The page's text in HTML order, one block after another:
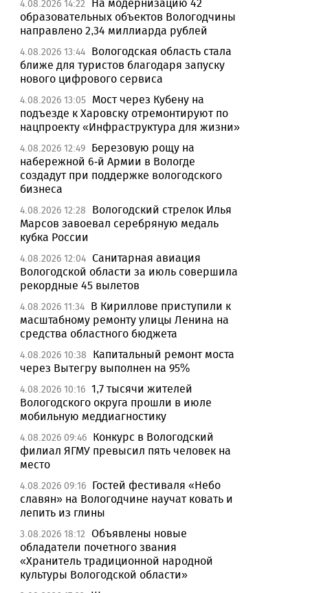
4.08.2026 14:22
На модернизацию 42
образовательных объектов Вологодчины
направлено 2,34 миллиарда рублей
4.08.2026 13:44 Вологодская область стала
ближе для туристов благодаря запуску
нового цифрового сервиса
4.08.2026 13:05 Мост через Кубену на
подъезде к Харовску отремонтируют по
нацпроекту «Инфраструктура для жизни»
4.08.2026 12:49 Березовую рощу на
набережной 6-й Армии в Вологде
создадут при поддержке вологодского
бизнеса
4.08.2026 12:28
Вологодский стрелок Илья
Марсов завоевал серебряную медаль
кубка России
4.08.2026 12:04 Санитарная авиация
Вологодской области за июль совершила
рекордные 45 вылетов
4.08.2026 11:34 В Кириллове приступили к
масштабному ремонту улицы Ленина на
средства областного бюджета
4.08.2026 10:38
Капитальный ремонт моста
через Вытегру выполнен на 95%
4.08.2026 10:16 1,7 тысячи жителей
Вологодского округа прошли в июле
мобильную меддиагностику
4.08.2026 09:46 Конкурс в Вологодский
филиал ЯГМУ превысил пять человек на
место
4.08.2026 09:16 Гостей фестиваля «Небо
славян» на Вологодчине научат ковать и
лепить из глины
3.08.2026 18:12 Объявлены новые
обладатели почетного звания
«Хранитель традиционной народной
культуры Вологодской области»